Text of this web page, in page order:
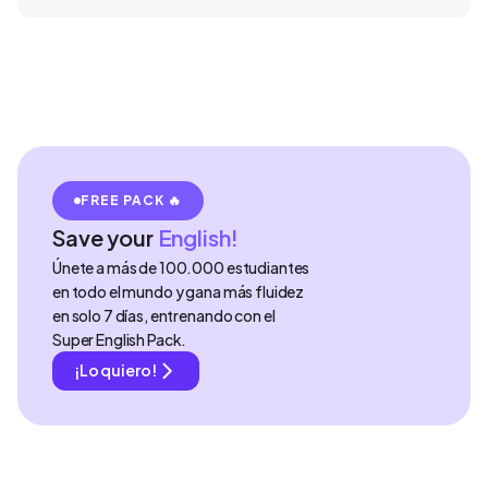
FREE PACK 🔥
Save your English!
Únete a más de 100.000 estudiantes
en todo el mundo y gana más fluidez
en solo 7 días, entrenando con el
Super English Pack.
¡Lo quiero!